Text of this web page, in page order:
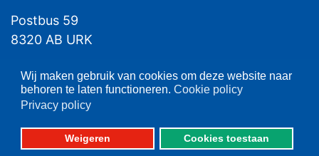
Wij maken gebruik van cookies om deze website naar
behoren te laten functioneren. Cookie policy
Privacy policy
Weigeren Cookies toestaan
Postbus 59
8320 AB URK
Bezoekadres:
Vlaak 12 URK
Fax: 0527-684166